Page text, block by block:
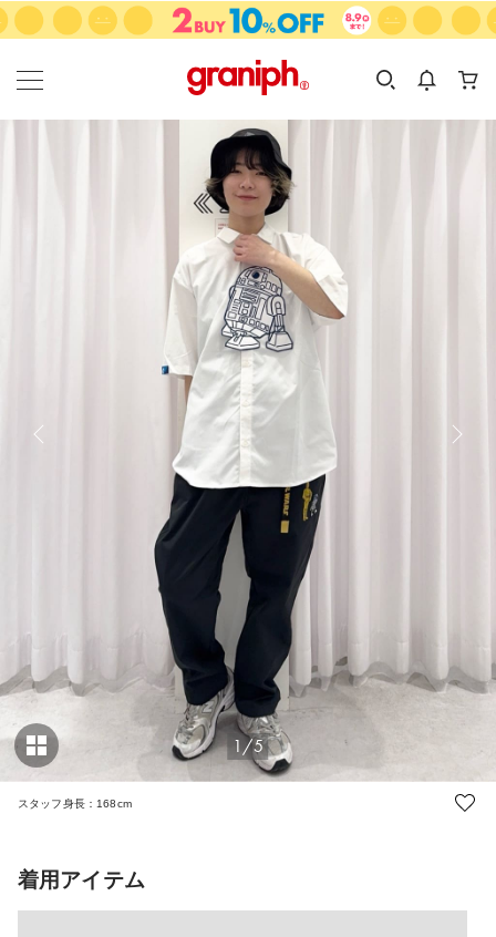
カテゴリーから探す
KIDS
カテゴリ
サイズ
1/5
スタッフ身長：168cm
着用アイテム